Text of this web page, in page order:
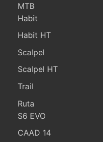
MTB
Habit
Habit HT
Scalpel
Scalpel HT
Trail
Ruta
S6 EVO
CAAD 14